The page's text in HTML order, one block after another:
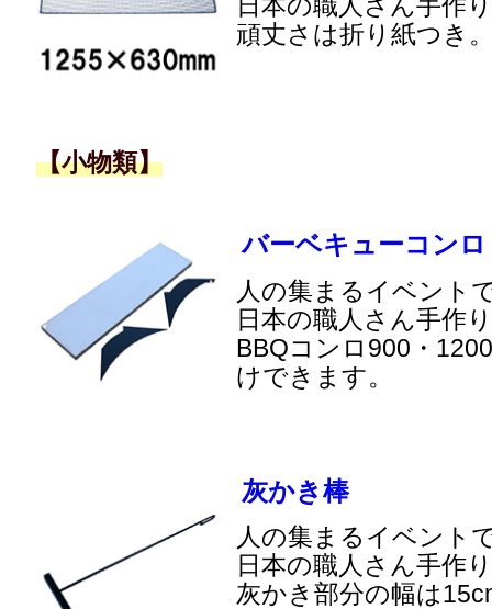
頑丈さは折り紙つき
【小物類】
バーベキューコン
人の集まるイベント
日本の職人さん手作
BBQコンロ900・
けできます。
灰かき棒
人の集まるイベント
日本の職人さん手作
灰かき部分の幅は